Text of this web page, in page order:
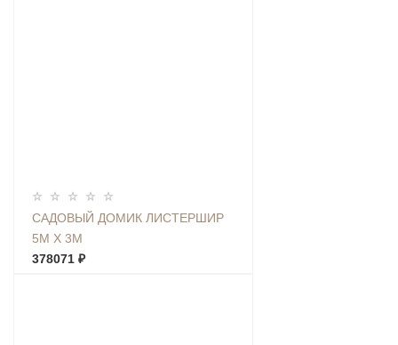
САДОВЫЙ ДОМИК ЛИСТЕРШИР
5М Х 3М
378071 ₽